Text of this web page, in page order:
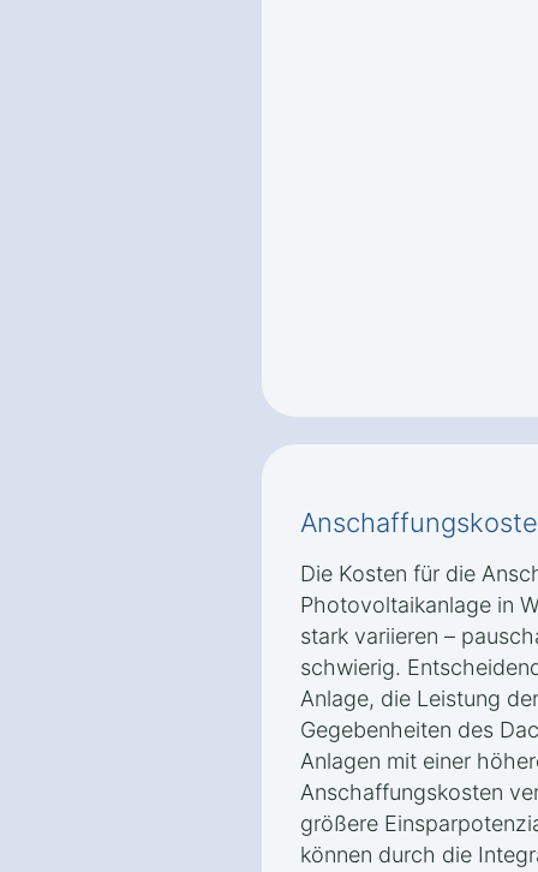
Die Kosten für die
Photovoltaikanlage in
stark variieren –
schwierig.
Anlage, die Leistung
Gegebenheiten des
Anlagen mit einer
Anschaffungskosten
größere
können durch die